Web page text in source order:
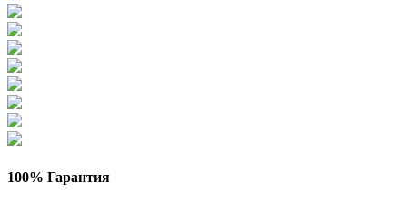
100% Гарантия